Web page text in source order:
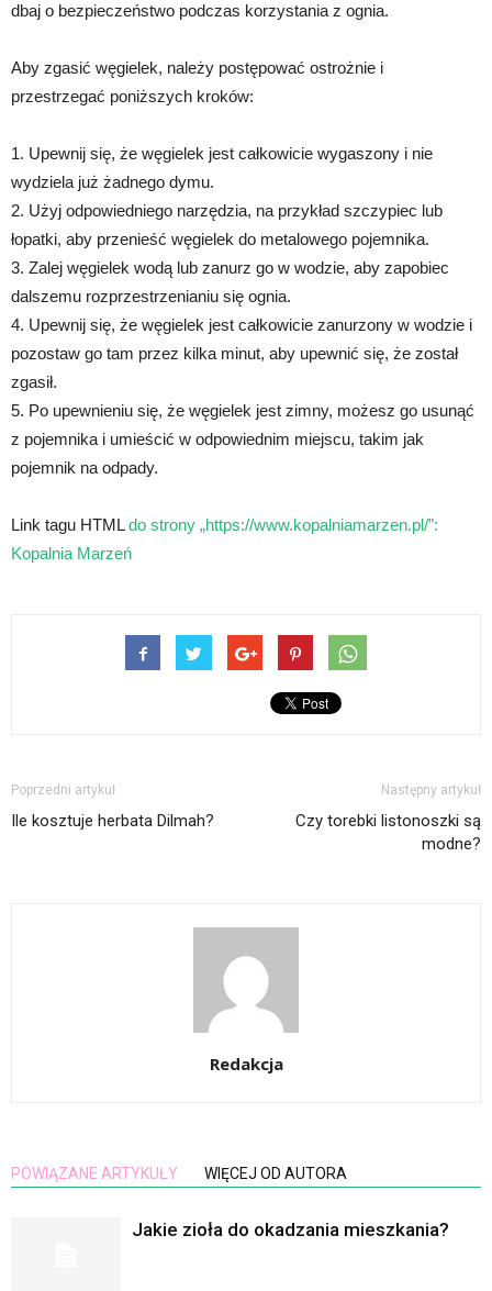
dbaj o bezpieczeństwo podczas korzystania z ognia.
Aby zgasić węgielek, należy postępować ostrożnie i
przestrzegać poniższych kroków:
1. Upewnij się, że węgielek jest całkowicie wygaszony i nie
wydziela już żadnego dymu.
2. Użyj odpowiedniego narzędzia, na przykład szczypiec lub
łopatki, aby przenieść węgielek do metalowego pojemnika.
3. Zalej węgielek wodą lub zanurz go w wodzie, aby zapobiec
dalszemu rozprzestrzenianiu się ognia.
4. Upewnij się, że węgielek jest całkowicie zanurzony w wodzie i
pozostaw go tam przez kilka minut, aby upewnić się, że został
zgasił.
5. Po upewnieniu się, że węgielek jest zimny, możesz go usunąć
z pojemnika i umieścić w odpowiednim miejscu, takim jak
pojemnik na odpady.
Link tagu HTMLdo strony „https://www.kopalniamarzen.pl/”:
Kopalnia Marzeń
Poprzedni artykuł
Ile kosztuje herbata Dilmah?
Następny artykuł
Czy torebki listonoszki są
modne?
Redakcja
POWIĄZANE ARTYKUŁY WIĘCEJ OD AUTORA
Jakie zioła do okadzania mieszkania?